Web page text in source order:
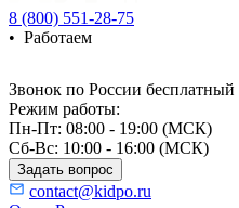
8 (800) 551-28-75
• Работаем
Звонок по России бесплатный
Режим работы:
Пн-Пт: 08:00 - 19:00 (МСК)
Сб-Вс: 10:00 - 16:00 (МСК)
Задать вопрос
contact@kidpo.ru